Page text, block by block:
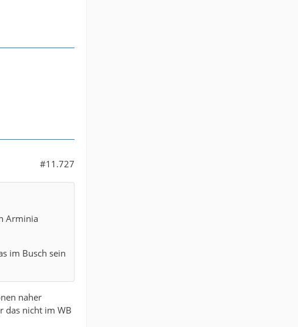
#11.727
Arminia
im Busch sein
naher
das nicht im WB